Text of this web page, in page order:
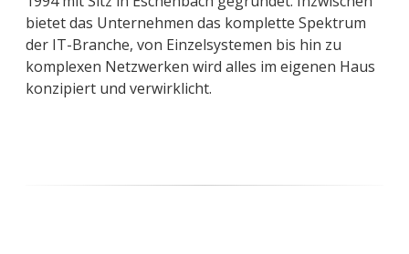
bietet das Unternehmen das komplette Spektrum
der IT-Branche, von Einzelsystemen bis hin zu
komplexen Netzwerken wird alles im eigenen Haus
konzipiert und verwirklicht.